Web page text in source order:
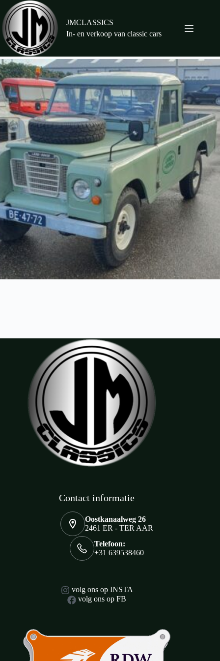
naar
de
inhoud
JMCLASSICS
In- en verkoop van classic cars
Contact informatie
Oostkanaalweg 26
2461 ER - TER AAR
Telefoon:
+31 639538460
volg ons op INSTA
volg ons op FB